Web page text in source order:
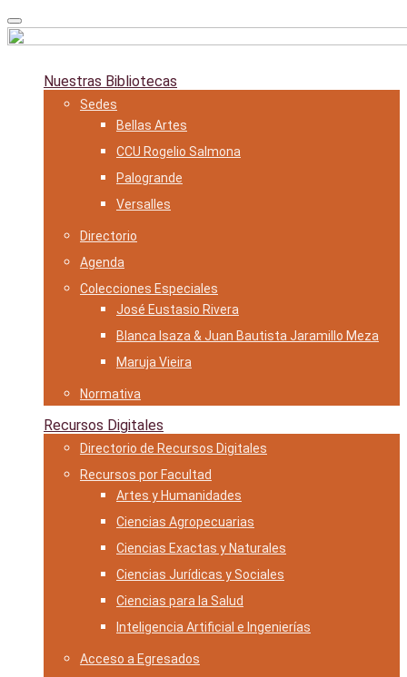
Skip
to
content
Nuestras Bibliotecas
Sedes
Bellas Artes
CCU Rogelio Salmona
Palogrande
Versalles
Directorio
Agenda
Colecciones Especiales
José Eustasio Rivera
Blanca Isaza & Juan Bautista Jaramillo Meza
Maruja Vieira
Normativa
Recursos Digitales
Directorio de Recursos Digitales
Recursos por Facultad
Artes y Humanidades
Ciencias Agropecuarias
Ciencias Exactas y Naturales
Ciencias Jurídicas y Sociales
Ciencias para la Salud
Inteligencia Artificial e Ingenierías
Acceso a Egresados